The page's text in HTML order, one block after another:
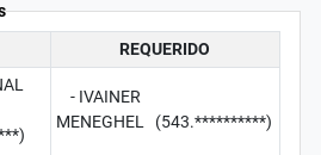
REQUERIDO
- IVAINER
MENEGHEL (543.**********)